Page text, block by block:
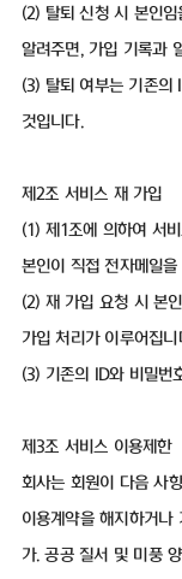
(2) 탈퇴 신청 시 본인
알려주면, 가입 기록과
(3) 탈퇴 여부는 기존의
것입니다.
제2조 서비스 재 가입
(1) 제1조에 의하여 서
본인이 직접 전자메일
(2) 재 가입 요청 시 본
가입 처리가 이루어집니
(3) 기존의 ID와 비밀번
제3조 서비스 이용제한
회사는 회원이 다음 사
이용계약을 해지하거나
가. 공공 질서 및 미풍